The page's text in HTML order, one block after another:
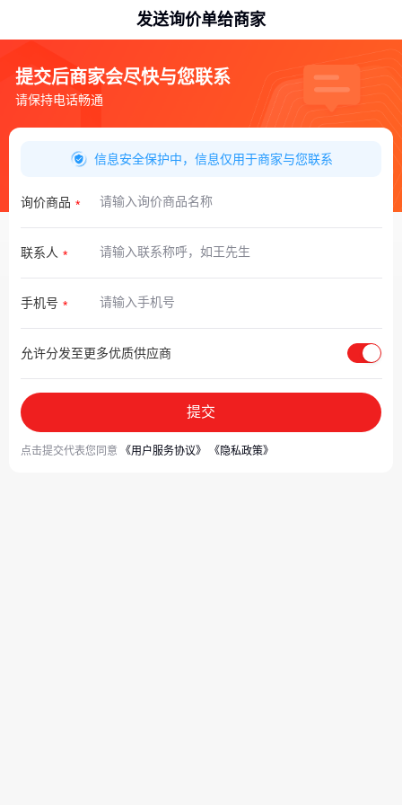
发送询价单给商家
提交后商家会尽快与您联系
请保持电话畅通
信息安全保护中，信息仅用于商家与您联系
询价商品
联系人
手机号
允许分发至更多优质供应商
提交
点击提交代表您同意 《用户服务协议》 《隐私政策》